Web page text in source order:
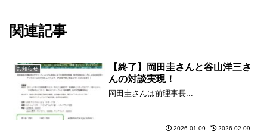
関連記事
お知らせ
【終了】岡田圭さんと谷山洋三さ
んの対談実現！
岡田圭さんは前理事長...
2026.01.09 2026.02.09